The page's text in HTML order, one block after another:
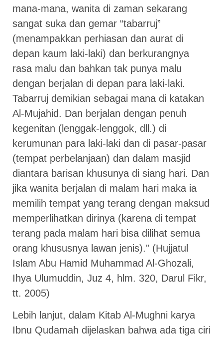
mana-mana, wanita di zaman sekarang
sangat suka dan gemar “tabarruj”
(menampakkan perhiasan dan aurat di
depan kaum laki-laki) dan berkurangnya
rasa malu dan bahkan tak punya malu
dengan berjalan di depan para laki-laki.
Tabarruj demikian sebagai mana di katakan
Al-Mujahid. Dan berjalan dengan penuh
kegenitan (lenggak-lenggok, dll.) di
kerumunan para laki-laki dan di pasar-pasar
(tempat perbelanjaan) dan dalam masjid
diantara barisan khusunya di siang hari. Dan
jika wanita berjalan di malam hari maka ia
memilih tempat yang terang dengan maksud
memperlihatkan dirinya (karena di tempat
terang pada malam hari bisa dilihat semua
orang khususnya lawan jenis).” (Hujjatul
Islam Abu Hamid Muhammad Al-Ghozali,
Ihya Ulumuddin, Juz 4, hlm. 320, Darul Fikr,
tt. 2005)
Lebih lanjut, dalam Kitab Al-Mughni karya
Ibnu Qudamah dijelaskan bahwa ada tiga ciri